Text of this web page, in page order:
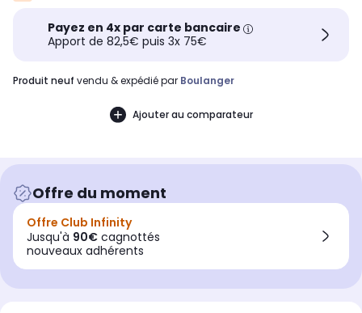
Payez en 4x par carte bancaire
Apport de 82,5€ puis 3x 75€
produit neuf vendu & expédié par Boulanger
Ajouter au comparateur
Offre du moment
Offre Club Infinity
Jusqu'à 90€ cagnottés
nouveaux adhérents